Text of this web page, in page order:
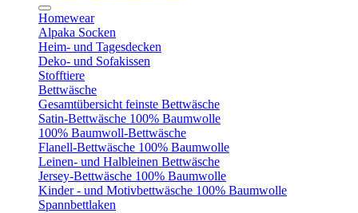
Homewear
Alpaka Socken
Heim- und Tagesdecken
Deko- und Sofakissen
Stofftiere
Bettwäsche
Gesamtübersicht feinste Bettwäsche
Satin-Bettwäsche 100% Baumwolle
100% Baumwoll-Bettwäsche
Flanell-Bettwäsche 100% Baumwolle
Leinen- und Halbleinen Bettwäsche
Jersey-Bettwäsche 100% Baumwolle
Kinder - und Motivbettwäsche 100% Baumwolle
Spannbettlaken